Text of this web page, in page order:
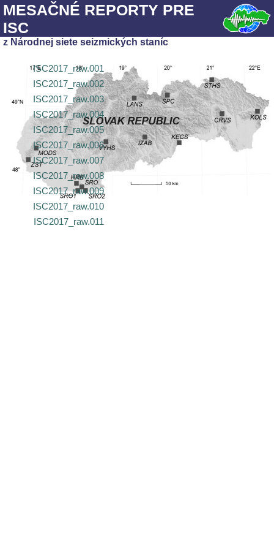
MESAČNÉ REPORTY PRE
ISC
z Národnej siete seizmických staníc
ISC2017_raw.001
ISC2017_raw.002
ISC2017_raw.003
ISC2017_raw.004
ISC2017_raw.005
ISC2017_raw.006
ISC2017_raw.007
ISC2017_raw.008
ISC2017_raw.009
ISC2017_raw.010
ISC2017_raw.011